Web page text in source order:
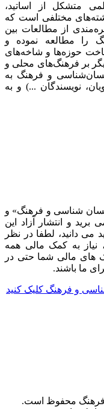
متشکل از اساتید،
مختلفی است که
از مطالعات بین
را مطالعه نموده و
حوزه‌ها و شاخه‌های
بر فرهنگ‌های محلی و
و فرهنگ به
نویسندگان ...) و به
شناسی و فرهنگ» و
و انتشار آزاد این
می دانید، لطفا در نظر
نیاز به کمک مالی همه
های مالی شما حتی در
ما باشند.
و فرهنگ کلیک کنید
فرهنگ محفوظ است.